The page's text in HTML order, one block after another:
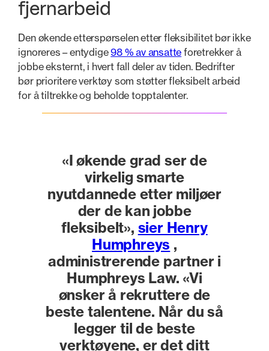
fjernarbeid
Den økende etterspørselen etter fleksibilitet bør ikke
ignoreres – entydige98 % av ansatte foretrekker å
jobbe eksternt, i hvert fall deler av tiden. Bedrifter
bør prioritere verktøy som støtter fleksibelt arbeid
for å tiltrekke og beholde topptalenter.
«I økende grad ser de
virkelig smarte
nyutdannede etter miljøer
der de kan jobbe
fleksibelt», sier Henry
Humphreys ,
administrerende partner i
Humphreys Law. «Vi
ønsker å rekruttere de
beste talentene. Når du så
legger til de beste
verktøyene, er det ditt